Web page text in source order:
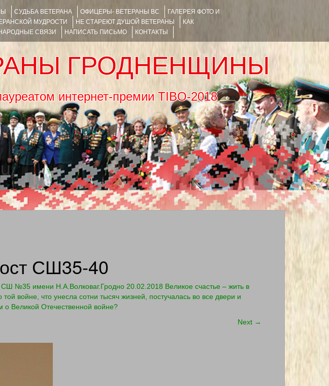
СУДЬБА ВЕТЕРАНА ОФИЦЕРЫ- ВЕТЕРАНЫ ВС
ГАЛЕРЕЯ ФОТО И
МУДРОСТИ НЕ СТАРЕЮТ ДУШОЙ ВЕТЕРАНЫ
КАК
СВЯЗИ НАПИСАТЬ ПИСЬМО КОНТАКТЫ
ГРОДНЕНЩИНЫ
лауреатом интернет-премии TIBO-2018
СШ35-40
№35 имени Н.А.Волковаг.Гродно 20.02.2018 Великое счастье – жить в
войне, что унесла сотни тысяч жизней, постучалась во все двери и
Великой Отечественной войне?
Next →